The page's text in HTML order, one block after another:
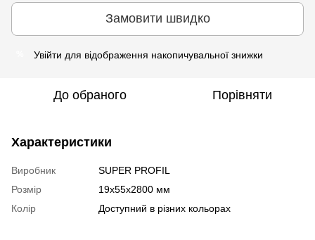
Замовити швидко
Увійти для відображення накопичувальної знижки
До обраного Порівняти
Характеристики
Виробник
SUPER PROFIL
Розмір
19х55х2800 мм
Колір
Доступний в різних кольорах